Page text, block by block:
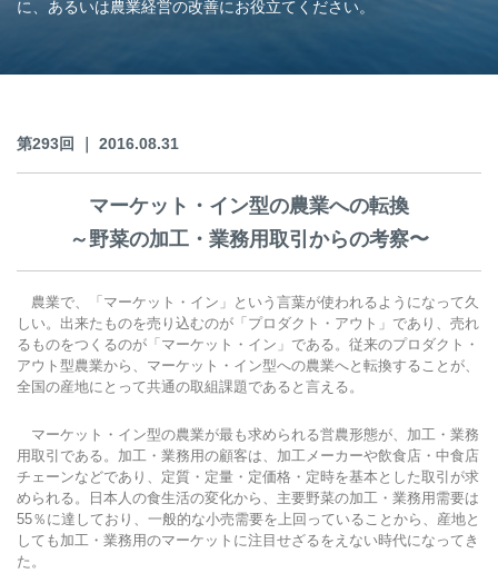
に、あるいは農業経営の改善にお役立てください。
第293回 ｜ 2016.08.31
マーケット・イン型の農業への転換
～野菜の加工・業務用取引からの考察〜
農業で、「マーケット・イン」という言葉が使われるようになって久
しい。出来たものを売り込むのが「プロダクト・アウト」であり、売れ
るものをつくるのが「マーケット・イン」である。従来のプロダクト・
アウト型農業から、マーケット・イン型への農業へと転換することが、
全国の産地にとって共通の取組課題であると言える。
マーケット・イン型の農業が最も求められる営農形態が、加工・業務
用取引である。加工・業務用の顧客は、加工メーカーや飲食店・中食店
チェーンなどであり、定質・定量・定価格・定時を基本とした取引が求
められる。日本人の食生活の変化から、主要野菜の加工・業務用需要は
55％に達しており、一般的な小売需要を上回っていることから、産地と
しても加工・業務用のマーケットに注目せざるをえない時代になってき
た。